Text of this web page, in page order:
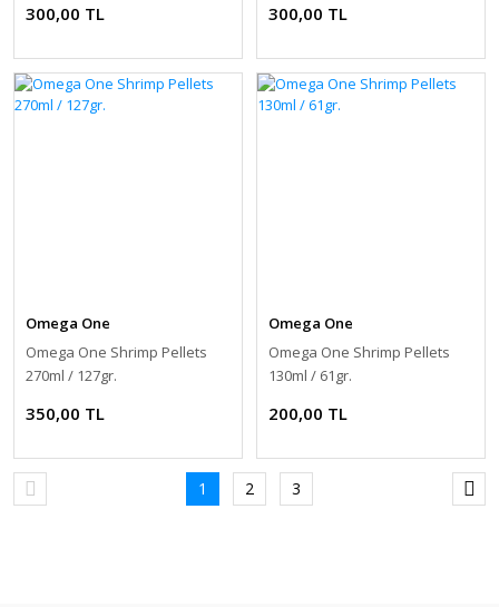
300,00 TL 300,00 TL
Omega One
Omega One Shrimp Pellets
270ml / 127gr.
350,00 TL
Omega One
Omega One Shrimp Pellets
130ml / 61gr.
200,00 TL
1 2 3